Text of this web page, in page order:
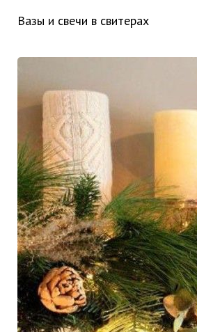
Вазы и свечи в свитерах